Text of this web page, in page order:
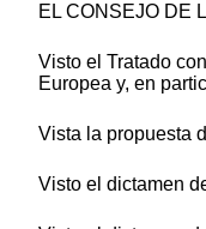
EL CONSEJO DE
Visto el Tratado
Europea y, en
Vista la propuesta
Visto el dictamen